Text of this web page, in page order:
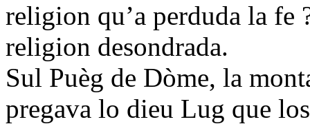
religion qu’a perduda la fe
religion desondrada.
Sul Puèg de Dòme, la
pregava lo dieu Lug que